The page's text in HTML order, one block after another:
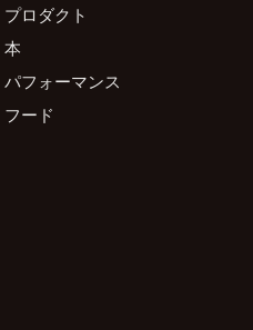
プロダクト
本
パフォーマンス
フード